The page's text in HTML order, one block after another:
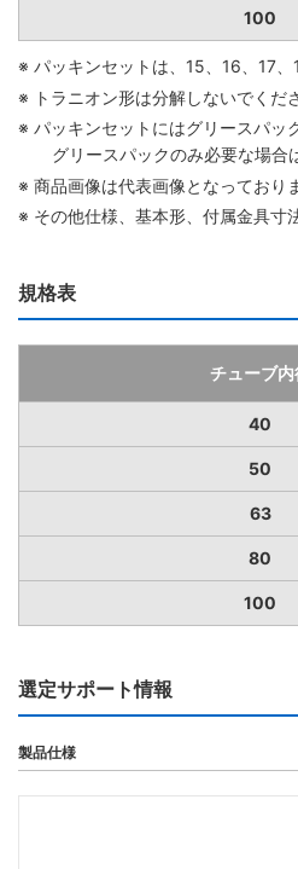
100
※ パッキンセットは、15、16、17
※ トラニオン形は分解しないでくだ
※ パッキンセットにはグリースパ
グリースパックのみ必要な場
※ 商品画像は代表画像となっており
※ その他仕様、基本形、付属金具寸
規格表
チューブ内
40
50
63
80
100
選定サポート情報
製品仕様